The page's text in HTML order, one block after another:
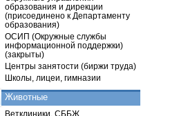
образования и дирекции
(присоединено к Департаменту
образования)
ОСИП (Окружные службы
информационной поддержки)
(закрыты)
Центры занятости (биржи труда)
Школы, лицеи, гимназии
Животные
Ветклиники, СББЖ